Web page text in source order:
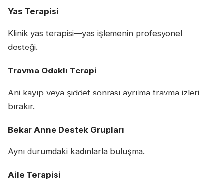
Yas Terapisi
Klinik yas terapisi—yas işlemenin profesyonel
desteği.
Travma Odaklı Terapi
Ani kayıp veya şiddet sonrası ayrılma travma izleri
bırakır.
Bekar Anne Destek Grupları
Aynı durumdaki kadınlarla buluşma.
Aile Terapisi